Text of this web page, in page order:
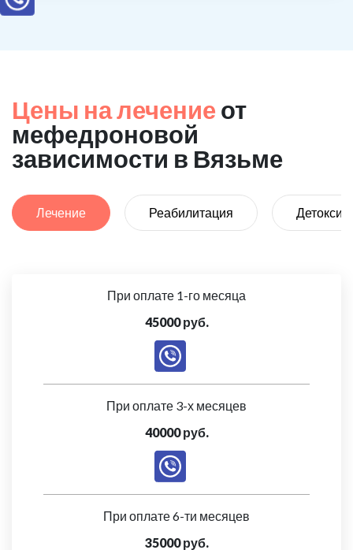
Цены на лечение от
мефедроновой
зависимости в Вязьме
Лечение Реабилитация
При оплате 1-го месяца
45000 руб.
При оплате 3-х месяцев
40000 руб.
При оплате 6-ти месяцев
35000 руб.